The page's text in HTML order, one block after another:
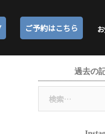
ご予約はこちら
過去の